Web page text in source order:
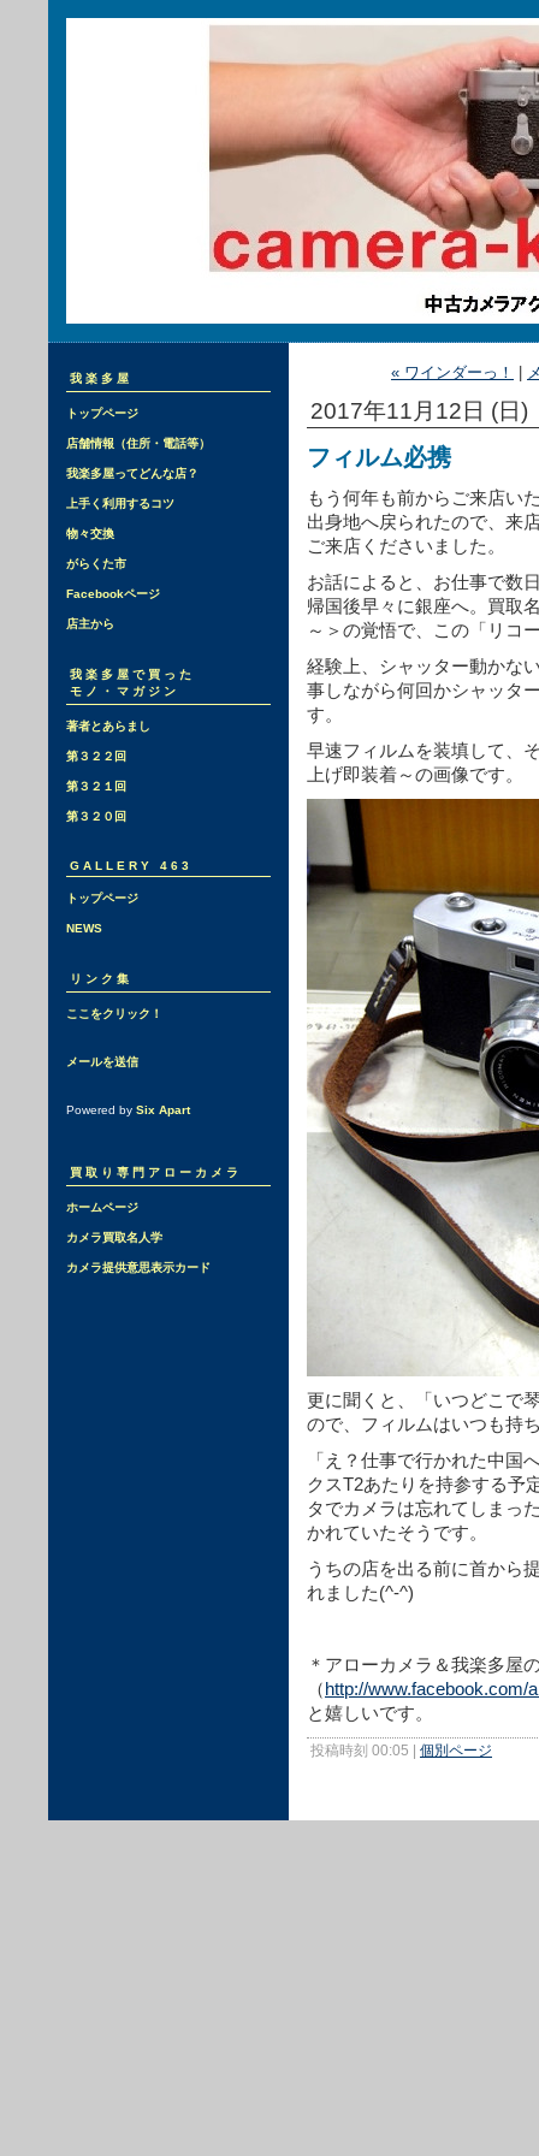
我楽多屋
トップページ
店舗情報（住所・電話等）
我楽多屋ってどんな店？
上手く利用するコツ
物々交換
がらくた市
Facebookページ
店主から
我楽多屋で買った
モノ・マガジン
著者とあらまし
第３２２回
第３２１回
第３２０回
GALLERY 463
トップページ
NEWS
リンク集
ここをクリック！
メールを送信
Powered by Six Apart
買取り専門アローカメラ
ホームページ
カメラ買取名人学
カメラ提供意思表示カード
« ワインダーっ！
2017年11月12日 (日)
フィルム必携
もう何年も前からご来店い
出身地へ戻られたので、来
ご来店くださいました。
お話によると、お仕事で数
帰国後早々に銀座へ。買取
～＞の覚悟で、この「リコ
経験上、シャッター動かな
事しながら何回かシャッタ
す。
早速フィルムを装填して、
上げ即装着～の画像です。
更に聞くと、「いつどこで
ので、フィルムはいつも持
「え？仕事で行かれた中国
クスT2あたりを持参する予
タでカメラは忘れてしまっ
かれていたそうです。
うちの店を出る前に首から
れました(^-^)
＊アローカメラ＆我楽多屋
（http://www.facebook.com/
と嬉しいです。
投稿時刻 00:05 | 個別ページ